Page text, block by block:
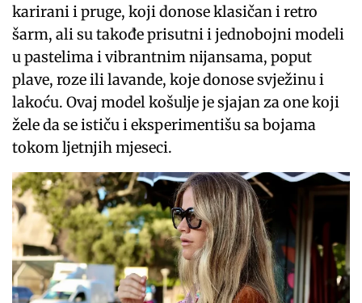
karirani i pruge, koji donose klasičan i retro
šarm, ali su takođe prisutni i jednobojni modeli
u pastelima i vibrantnim nijansama, poput
plave, roze ili lavande, koje donose svježinu i
lakoću. Ovaj model košulje je sjajan za one koji
žele da se ističu i eksperimentišu sa bojama
tokom ljetnjih mjeseci.